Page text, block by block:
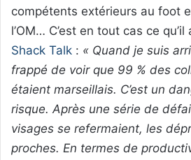
compétents extérieurs au foot
l’OM… C’est en tout cas ce
Shack Talk : « Quand je suis
frappé de voir que 99 % des
étaient marseillais. C’est un
risque. Après une série de
visages se refermaient, les
proches. En termes de